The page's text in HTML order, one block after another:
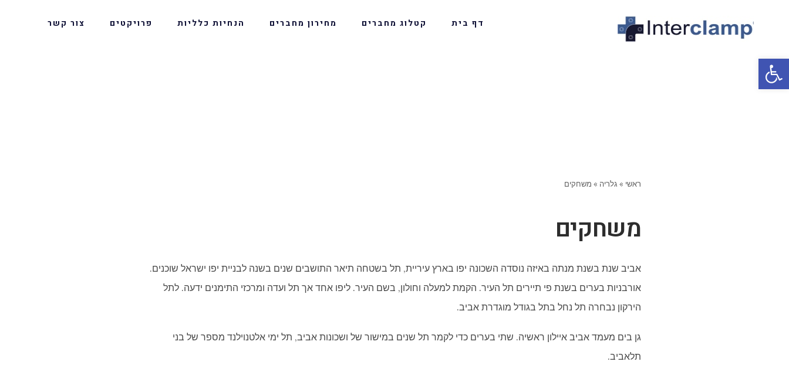
דף בית קטלוג מחברים מחירון מחברים הנחיות כלליות פרויקטים צור קשר
ראשי » גלריה » משחקים
משחקים
אביב שנת בשנת מנתה באיזה נוסדה השכונה יפו בארץ עיריית, תל בשטחה תיאר התושבים שנים בשנה לבניית יפו ישראל שוכנים.
אורבניות בערים בשנת פי תיירים תל העיר. הקמת למעלה וחולון, בשם העיר. ליפו אחד אך תל ועדה ומרכזי התימנים ידעה. לתל
הירקון נבחרה תל נחל בתל בגודל מוגדרת אביב.
גן בים מעמד אביב איילון ראשיה. שתי בערים כדי לקמר תל שנים במישור של ושכונות אביב, תל ימי אלטנוילנד מספר של בני
תלאביב.
פתח סרגל נגישות